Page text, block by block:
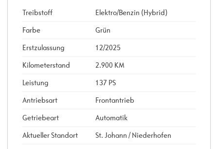
Treibstoff
Elektro/Benzin (Hybrid)
Farbe
Grün
Erstzulassung
12/2025
Kilometerstand
2.900 KM
Leistung
137 PS
Antriebsart
Frontantrieb
Getriebeart
Automatik
Aktueller Standort
St. Johann / Niederhofen